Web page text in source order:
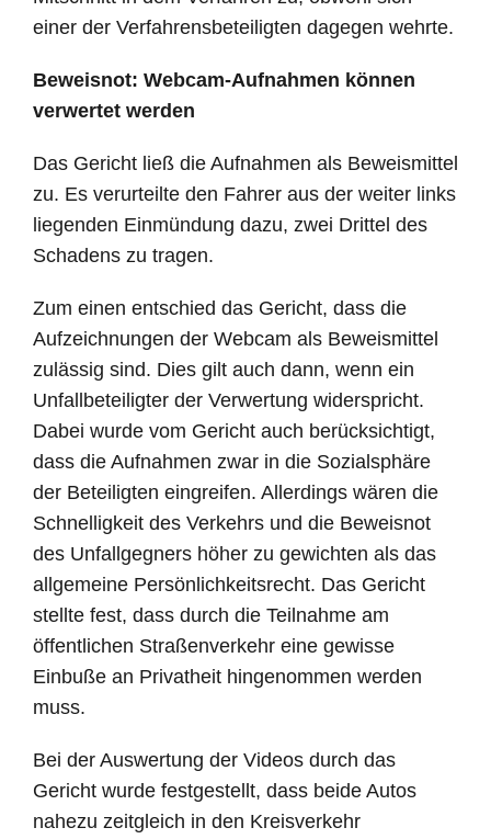
einer der Verfahrensbeteiligten dagegen wehrte.
Beweisnot: Webcam-Aufnahmen können
verwertet werden
Das Gericht ließ die Aufnahmen als Beweismittel
zu. Es verurteilte den Fahrer aus der weiter links
liegenden Einmündung dazu, zwei Drittel des
Schadens zu tragen.
Zum einen entschied das Gericht, dass die
Aufzeichnungen der Webcam als Beweismittel
zulässig sind. Dies gilt auch dann, wenn ein
Unfallbeteiligter der Verwertung widerspricht.
Dabei wurde vom Gericht auch berücksichtigt,
dass die Aufnahmen zwar in die Sozialsphäre
der Beteiligten eingreifen. Allerdings wären die
Schnelligkeit des Verkehrs und die Beweisnot
des Unfallgegners höher zu gewichten als das
allgemeine Persönlichkeitsrecht. Das Gericht
stellte fest, dass durch die Teilnahme am
öffentlichen Straßenverkehr eine gewisse
Einbuße an Privatheit hingenommen werden
muss.
Bei der Auswertung der Videos durch das
Gericht wurde festgestellt, dass beide Autos
nahezu zeitgleich in den Kreisverkehr